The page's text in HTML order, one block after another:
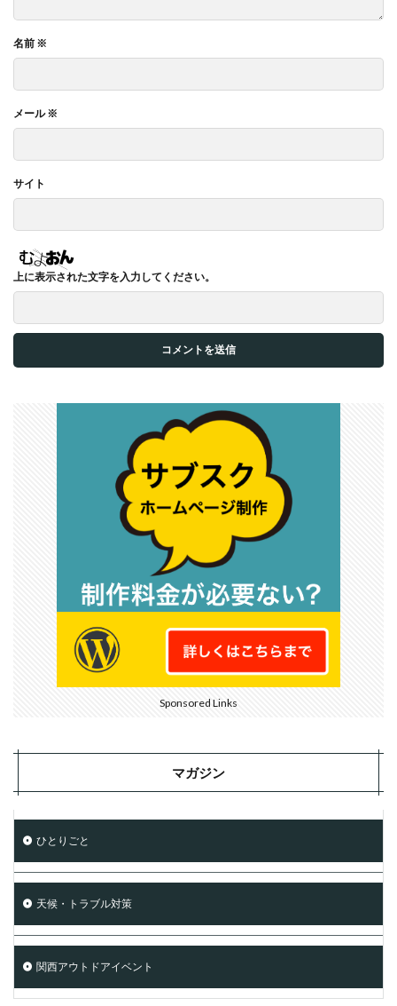
名前 ※
メール※
サイト
上に表示された文字を入力してください。
Sponsored Links
マガジン
ひとりごと
天候・トラブル対策
関西アウトドアイベント